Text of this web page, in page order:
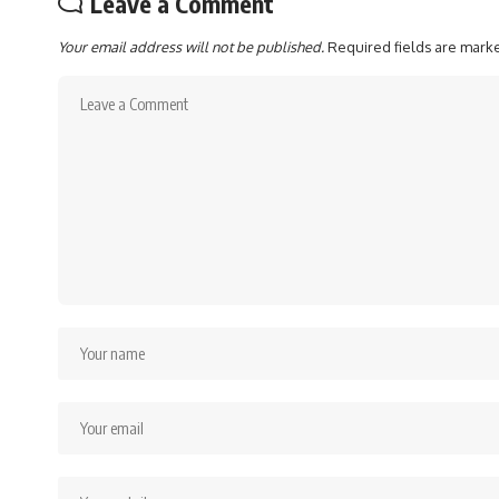
Your email address will not be published.Required fields are